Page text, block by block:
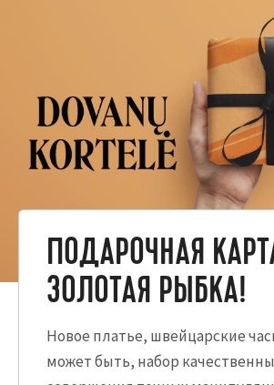
ПОДАРОЧНАЯ
ЗОЛОТАЯ РЫБКА!
Новое платье, швейцарские
может быть, набор